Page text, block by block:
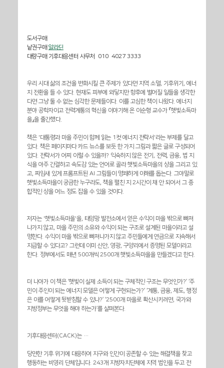
도서구매
낱권구매 알라딘
대량구매 기후대응센터 사무처  010  4027 3333
우리 시대 삶의 조건을 변화시킬 큰 주제가 있다면 지역 소멸, 기후위기, 에너
지 전환을 들 수 있다. 현재도 피부에 와닿지만 향후에 벌어질 일들을 생각한
다면 그냥 둘 수 없는 심각한 문제들이다. 이를 고심한 책이 나왔다. 에너지
분야 공학자이고 전력계통의 혁신을 이야기해 온 이순형 교수가 『햇빛소득마
을』을 출간했다.
책은 '대통령과 마을 주민이 함께 읽는 1컷 에너지 전략서'라는 부제를 달고
있다. 책은 페이지마다 카드 뉴스를 보듯 한 가지 그림과 짧은 글로 구성되어
있다. 전략서가 어찌 이럴 수 있을까? 익숙하지 않은 전기, 전력, 금융, 법 지
식을 아주 간결하고 속도감 있는 언어로 골라 햇빛소득마을의 상을 그리고 있
고, 짜임새 있게 프롬프트된 AI 그림들이 명쾌하게 이해를 돕는다. 그야말로
햇빛소득마을이 궁금한 누구라도, 책을 펼친 지 2시간이 채 안 되어서 그 종
합적인 상을 어느 정도 잡을 수 있을 것이다.
저자는 '햇빛소득마을'을, 태양광 발전소에서 얻은 수익이 마을 밖으로 빠져
나가지 않고, 마을 주민의 소유와 수익이 되는 구조로 설계된 마을이라고 설
명한다. 수익이 마을 밖으로 빠져나가지 않고 주민들에게 연금으로 지속해서
지급할 수 있다고? 그런데 이미 신안, 영광, 구양리에서 증명된 모델이라고
한다. 정부에서도 매년 500개씩 2500개 햇빛소득마을을 만들겠다고 한다.
더 나아가 이 책은 ‘햇빛이 실제 소득이 되는 구체적인 구조는 무엇인가?’ ‘주
민이 주인이 되는 에너지 모델은 어떻게 구현되는가?’ ‘계통, 금융, 제도, 행정
은 이를 어떻게 뒷받침할 수 있나?’ ‘2500개 마을로 확산시키려면, 국가와
지방정부는 무엇을 해야 하는가’를 살펴본다.
기후대응센터(CACK)는 …
당면한 기후 위기에 대응하여 지구와 인간이 공존할 수 있는 해결책을 찾고
행동하는 비영리 단체입니다. 243개 지방자치단체에 지역 법인을 두고 전